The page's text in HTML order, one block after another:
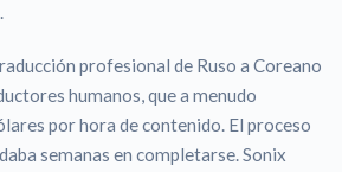
profesional de Ruso a Coreano
humanos, que a menudo
por hora de contenido. El proceso
semanas en completarse. Sonix